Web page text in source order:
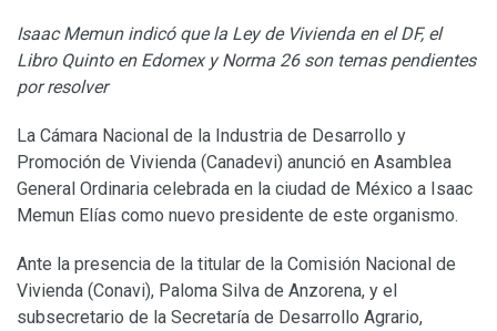
Isaac Memun indicó que la Ley de Vivienda en el DF, el
Libro Quinto en Edomex y Norma 26 son temas pendientes
por resolver
La Cámara Nacional de la Industria de Desarrollo y
Promoción de Vivienda (Canadevi) anunció en Asamblea
General Ordinaria celebrada en la ciudad de México a Isaac
Memun Elías como nuevo presidente de este organismo.
Ante la presencia de la titular de la Comisión Nacional de
Vivienda (Conavi), Paloma Silva de Anzorena, y el
subsecretario de la Secretaría de Desarrollo Agrario,